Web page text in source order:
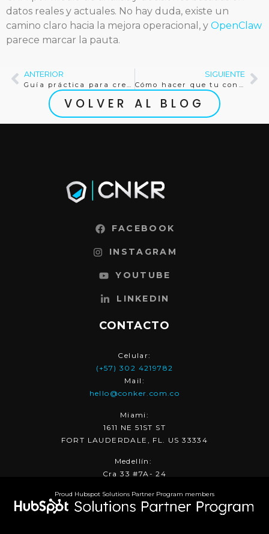
datos reales y actuales. No hay duda, existe un
camino claro hacia la mejora operacional, y OpenClaw
parece marcar la pauta.
ANTERIOR SIGUIENTE
VOLVER AL BLOG
FACEBOOK
INSTAGRAM
YOUTUBE
LINKEDIN
CONTACTO
Celular:
(+57) 302 4219782
Mail:
hello@conker.com.co
Miami:
1611 NE 51ST ST
FORT LAUDERDALE, FL. US 33334
Medellín:
Cra 33 #7A- 24
Proud Hubspot Solutions Partner Program members